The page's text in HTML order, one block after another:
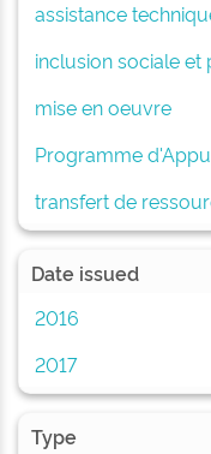
assistance
inclusion sociale
mise en oeuvre
Programme
transfert de
Date issued
2016
2017
Type